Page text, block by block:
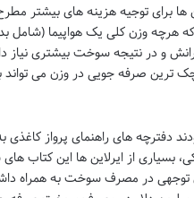
ها برای توجیه هزینه های بیشتر
وزن کلی یک هواپیما (شامل
و در نتیجه سوخت بیشتری نیاز
ترین صرفه جویی در وزن می
بسیاری از ایرلاین ها این کتاب
در مصرف سوخت به همراه